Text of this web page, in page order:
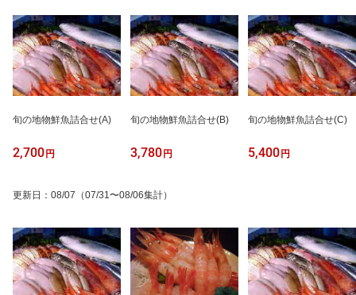
旬の地物鮮魚詰合せ(A)
2,700 円
旬の地物鮮魚詰合せ(B)
3,780 円
旬の地物鮮魚詰合せ(C)
5,400 円
更新日 ： 08/07 （07/31〜08/06集計）